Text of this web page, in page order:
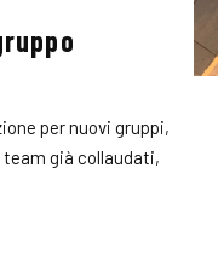
per nuovi gruppi,
già collaudati,